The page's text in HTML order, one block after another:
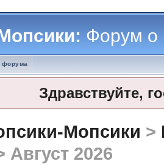
Форум о
форума
Здравствуйте,
Мопсики >
Август 2026